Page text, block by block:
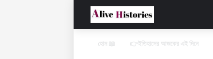
হোম 📖 👉ইতিহাসের আজকের এই দিনে